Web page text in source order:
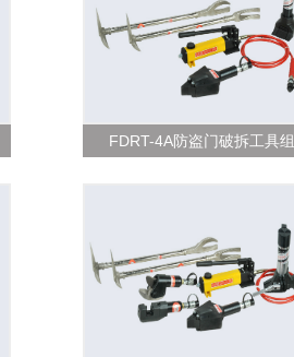
FDRT-4A防盗门破拆工具组